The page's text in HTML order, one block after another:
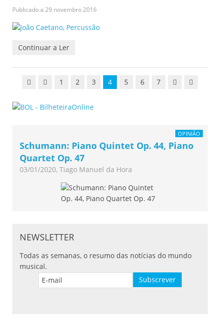
Publicado a 29 novembro 2016
Continuar a Ler
1 2 3 4 5 6 7
OPINIÃO
Schumann: Piano Quintet Op. 44, Piano
Quartet Op. 47
03/01/2020, Tiago Manuel da Hora
NEWSLETTER
Todas as semanas, o resumo das notícias do mundo
musical.